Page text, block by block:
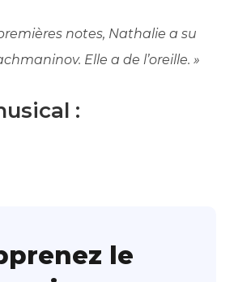
notes, Nathalie a su
Elle a de l’oreille. »
:
le